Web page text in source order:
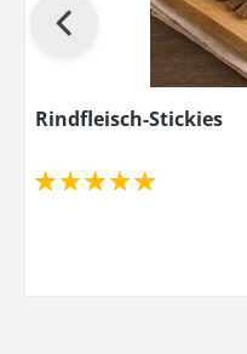
Rindfleisch-Stickies